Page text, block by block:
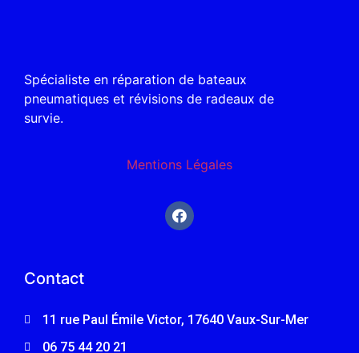
Spécialiste en réparation de bateaux
pneumatiques et révisions de radeaux de
survie.
Mentions Légales
Contact
11 rue Paul Émile Victor, 17640 Vaux-Sur-Mer
06 75 44 20 21